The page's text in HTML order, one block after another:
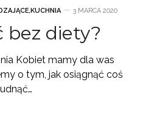
,KUCHNIA 3 MARCA 2020
bez diety?
Kobiet mamy dla was
o tym, jak osiągnąć coś